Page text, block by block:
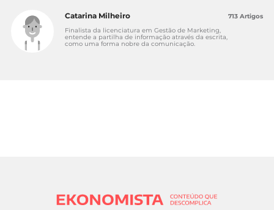
Catarina Milheiro
Finalista da licenciatura em Gestão de Marketing,
entende a partilha de informação através da escrita,
como uma forma nobre da comunicação.
713 Artigos